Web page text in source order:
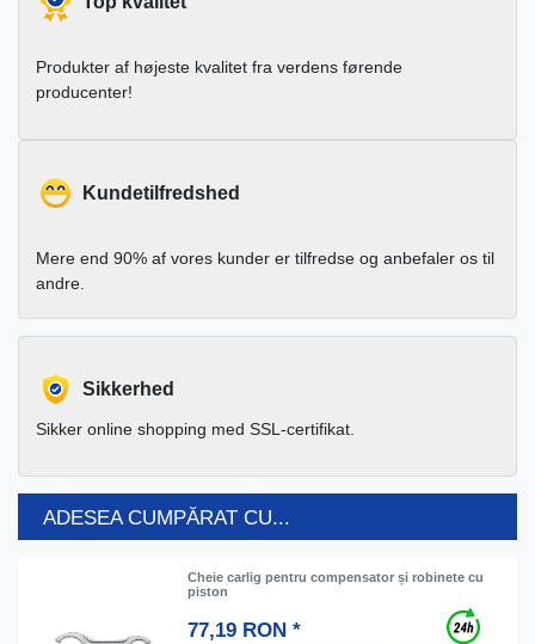
Produkter af højeste kvalitet fra verdens førende
producenter!
Kundetilfredshed
Mere end 90% af vores kunder er tilfredse og anbefaler os til
andre.
Sikkerhed
Sikker online shopping med SSL-certifikat.
ADESEA CUMPĂRAT CU...
Cheie carlig pentru compensator și robinete cu
piston
77,19 RON *